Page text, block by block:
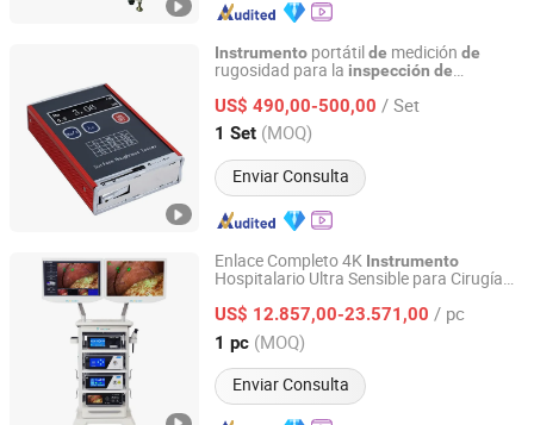
Instrumento portátilde medición de
rugosidad para la inspección de
no metal
US$ 490,00-500,00 / Set
1 Set (MOQ)
Enviar Consulta
Shandong IPRE Inspection Technology Co., Ltd
Shandong, China Desde 2026
Enlace Completo 4K Instrumento
Hospitalario Ultra Sensible para Cirugía
US$ 12.857,00-23.571,00 / pc
1 pc (MOQ)
Enviar Consulta
Nanjing Nuoyuan Medical Devices Co., Ltd.
Jiangsu, China Desde 2025